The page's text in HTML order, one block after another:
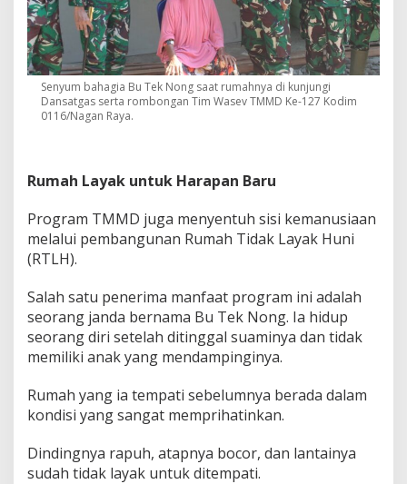
Senyum bahagia Bu Tek Nong saat rumahnya di kunjungi
Dansatgas serta rombongan Tim Wasev TMMD Ke-127 Kodim
0116/Nagan Raya.
Rumah Layak untuk Harapan Baru
Program TMMD juga menyentuh sisi kemanusiaan
melalui pembangunan Rumah Tidak Layak Huni
(RTLH).
Salah satu penerima manfaat program ini adalah
seorang janda bernama Bu Tek Nong. Ia hidup
seorang diri setelah ditinggal suaminya dan tidak
memiliki anak yang mendampinginya.
Rumah yang ia tempati sebelumnya berada dalam
kondisi yang sangat memprihatinkan.
Dindingnya rapuh, atapnya bocor, dan lantainya
sudah tidak layak untuk ditempati.